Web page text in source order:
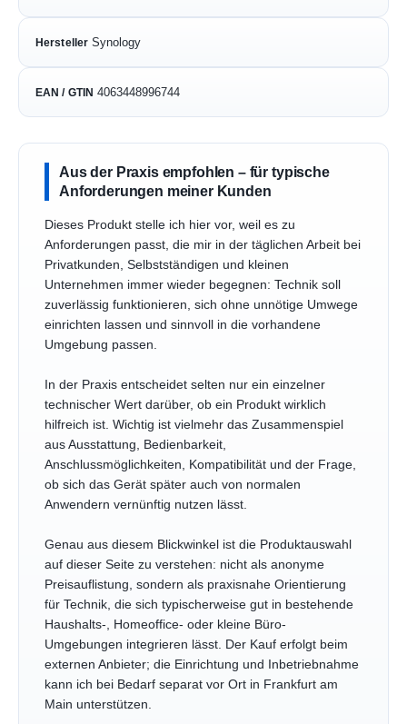
Hersteller Synology
EAN / GTIN 4063448996744
Aus der Praxis empfohlen – für typische
Anforderungen meiner Kunden
Dieses Produkt stelle ich hier vor, weil es zu
Anforderungen passt, die mir in der täglichen Arbeit bei
Privatkunden, Selbstständigen und kleinen
Unternehmen immer wieder begegnen: Technik soll
zuverlässig funktionieren, sich ohne unnötige Umwege
einrichten lassen und sinnvoll in die vorhandene
Umgebung passen.
In der Praxis entscheidet selten nur ein einzelner
technischer Wert darüber, ob ein Produkt wirklich
hilfreich ist. Wichtig ist vielmehr das Zusammenspiel
aus Ausstattung, Bedienbarkeit,
Anschlussmöglichkeiten, Kompatibilität und der Frage,
ob sich das Gerät später auch von normalen
Anwendern vernünftig nutzen lässt.
Genau aus diesem Blickwinkel ist die Produktauswahl
auf dieser Seite zu verstehen: nicht als anonyme
Preisauflistung, sondern als praxisnahe Orientierung
für Technik, die sich typischerweise gut in bestehende
Haushalts-, Homeoffice- oder kleine Büro-
Umgebungen integrieren lässt. Der Kauf erfolgt beim
externen Anbieter; die Einrichtung und Inbetriebnahme
kann ich bei Bedarf separat vor Ort in Frankfurt am
Main unterstützen.